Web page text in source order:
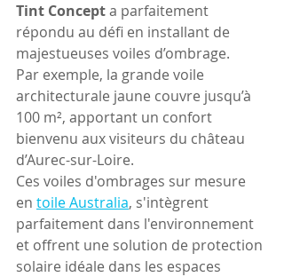
Tint Concept a parfaitement
répondu au défi en installant de
majestueuses voiles d’ombrage.
Par exemple, la grande voile
architecturale jaune couvre jusqu’à
100 m², apportant un confort
bienvenu aux visiteurs du château
d’Aurec-sur-Loire.
Ces voiles d'ombrages sur mesure
en toile Australia, s'intègrent
parfaitement dans l'environnement
et offrent une solution de protection
solaire idéale dans les espaces